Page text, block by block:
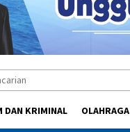
DAN KRIMINAL OLAHRAGA